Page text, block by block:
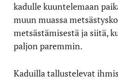
kadulle kuuntelemaan
muun muassa
metsästämisestä ja siitä,
paljon paremmin.
Kaduilla tallustelevat